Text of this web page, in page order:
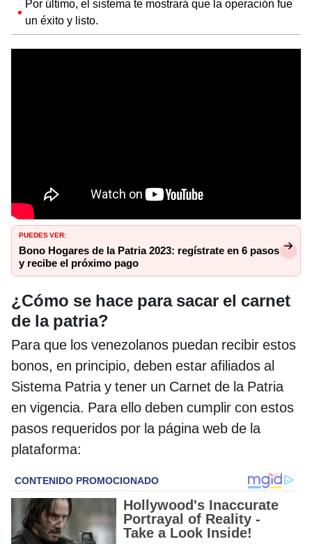
Por último, el sistema te mostrará que la operación fue
un éxito y listo.
PUEDES VER:
Bono Hogares de la Patria 2023: regístrate en 6 pasos
y recibe el próximo pago
¿Cómo se hace para sacar el carnet
de la patria?
Para que los venezolanos puedan recibir estos
bonos, en principio, deben estar afiliados al
Sistema Patria y tener un Carnet de la Patria
en vigencia. Para ello deben cumplir con estos
pasos requeridos por la página web de la
plataforma: